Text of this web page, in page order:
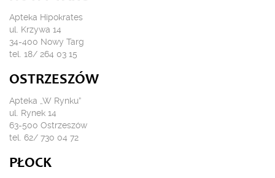
Apteka Hipokrates
ul. Krzywa 14
34-400 Nowy Targ
tel. 18/ 264 03 15
OSTRZESZÓW
Apteka „W Rynku”
ul. Rynek 14
63-500 Ostrzeszów
tel. 62/ 730 04 72
PŁOCK